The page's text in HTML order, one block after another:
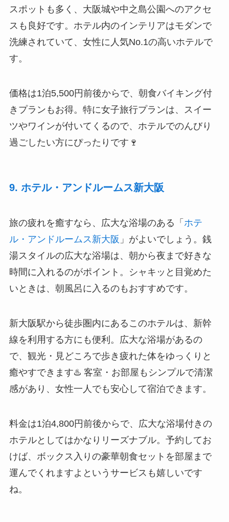
スポットも多く、大阪城や中之島公園へのアクセ
スも良好です。ホテル内のインテリアはモダンで
洗練されていて、女性に人気No.1の高いホテルで
す。
価格は1泊5,500円前後からで、朝食バイキング付
きプランもお得。特に女子旅行プランは、スイー
ツやワインが付いてくるので、ホテルでのんびり
過ごしたい方にぴったりです🍷
9. ホテル・アンドルームス新大阪
旅の疲れを癒すなら、広大な浴場のある「 ホテ
ル・アンドルームス新大阪 」がよいでしょう。銭
湯スタイルの広大な浴場は、朝から夜まで好きな
時間に入れるのがポイント。シャキッと目覚めた
いときは、朝風呂に入るのもおすすめです。
新大阪駅から徒歩圏内にあるこのホテルは、新幹
線を利用する方にも便利。広大な浴場があるの
で、観光・見どころで歩き疲れた体をゆっくりと
癒やすできます♨️ 客室・お部屋もシンプルで清潔
感があり、女性一人でも安心して宿泊できます。
料金は1泊4,800円前後からで、広大な浴場付きの
ホテルとしてはかなりリーズナブル。予約してお
けば、ボックス入りの豪華朝食セットを部屋まで
運んでくれますよというサービスも嬉しいです
ね。